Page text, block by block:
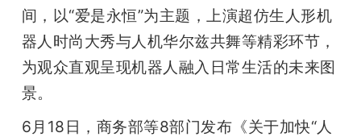
间，以“爱是永恒”为主题，上演超仿生人形机
器人时尚大秀与人机华尔兹共舞等精彩环节，
为观众直观呈现机器人融入日常生活的未来图
景。
6月18日，商务部等8部门发布《关于加快“人